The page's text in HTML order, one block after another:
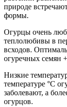
природе
формы.
Огурцы очень
теплолюбивы в
всходов.
огуречных семян
Низкие
температуре °C
заболевают, а
огурцов.